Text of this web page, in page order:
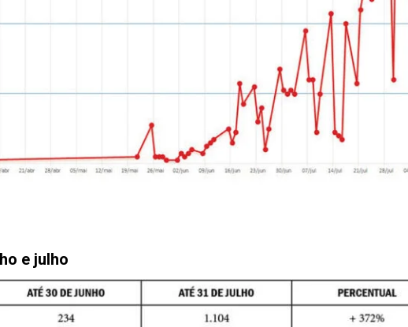
e julho